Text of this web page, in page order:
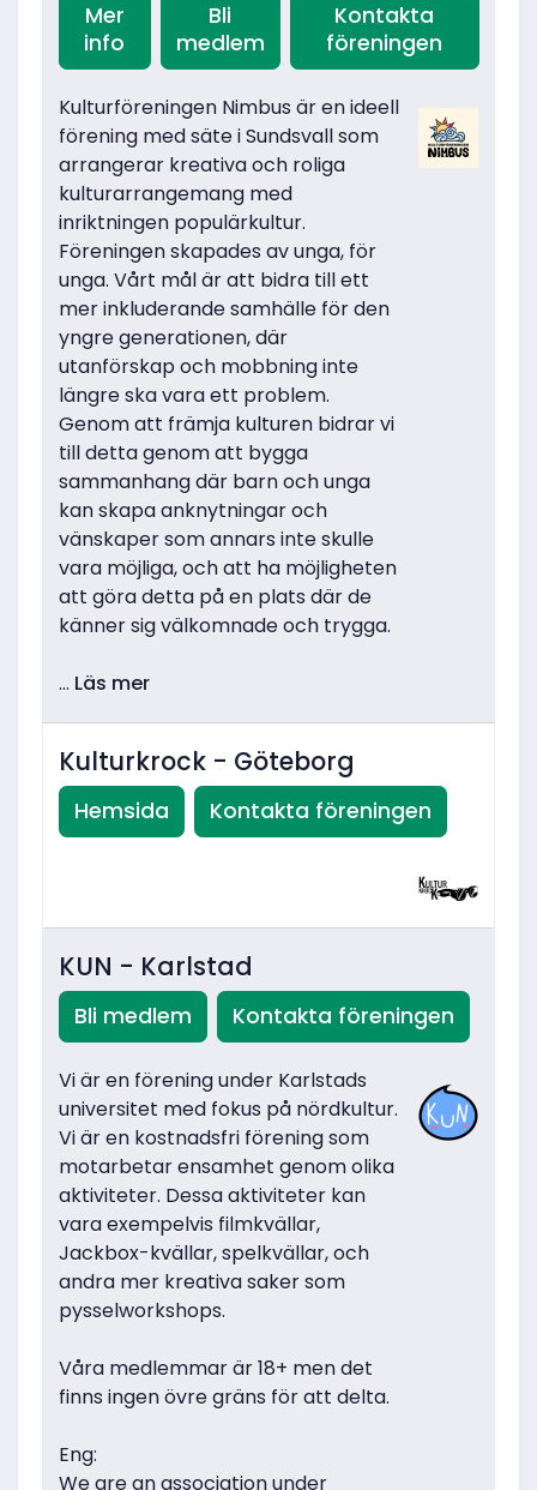
Mer
info
Bli
medlem
Kontakta
föreningen
Kulturföreningen Nimbus är en ideell
förening med säte i Sundsvall som
arrangerar kreativa och roliga
kulturarrangemang med
inriktningen populärkultur.
Föreningen skapades av unga, för
unga. Vårt mål är att bidra till ett
mer inkluderande samhälle för den
yngre generationen, där
utanförskap och mobbning inte
längre ska vara ett problem.
Genom att främja kulturen bidrar vi
till detta genom att bygga
sammanhang där barn och unga
kan skapa anknytningar och
vänskaper som annars inte skulle
vara möjliga, och att ha möjligheten
att göra detta på en plats där de
känner sig välkomnade och trygga.
... Läs mer
Kulturkrock - Göteborg
Hemsida Kontakta föreningen
KUN - Karlstad
Bli medlem Kontakta föreningen
Vi är en förening under Karlstads
universitet med fokus på nördkultur.
Vi är en kostnadsfri förening som
motarbetar ensamhet genom olika
aktiviteter. Dessa aktiviteter kan
vara exempelvis filmkvällar,
Jackbox-kvällar, spelkvällar, och
andra mer kreativa saker som
pysselworkshops.
Våra medlemmar är 18+ men det
finns ingen övre gräns för att delta.
Eng:
We are an association under